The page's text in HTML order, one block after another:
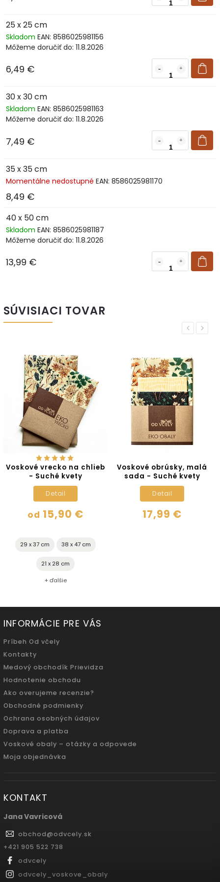
25 x 25 cm
Skladom EAN: 8586025981156
Môžeme doručiť do: 11.8.2026
6,49 €
30 x 30 cm
Skladom EAN: 8586025981163
Môžeme doručiť do: 11.8.2026
7,49 €
35 x 35 cm
Momentálne nedostupné EAN: 8586025981170
8,49 €
40 x 50 cm
Skladom EAN: 8586025981187
Môžeme doručiť do: 11.8.2026
13,99 €
SÚVISIACI TOVAR
Previous
na chlieb
38 x 47 cm
Voskové obrúsky, malá
sada - Suché kvety
17,99 €
Voskové
sada -
Next
INFORMÁCIE PRE VÁS
Príbeh Od včely
Kontakty
Medový obchodík Prievidza
Hodnotenie obchodu
Ako overujeme recenzie?
Obchodné podmienky
Ochrana osobných údajov
Doprava a platba
Voskové obaly – otázky a odpovede
Moja objednávka
KONTAKT
Jana Vavricová
obchod@odvcely.sk
+421 905 522 738
odvcely
odvcely_voskove_obaly